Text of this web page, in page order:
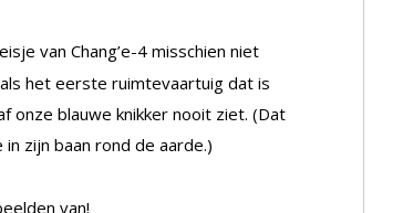
van Chang’e-4 misschien niet
het eerste ruimtevaartuig dat is
onze blauwe knikker nooit ziet. (Dat
zijn baan rond de aarde.)
van!